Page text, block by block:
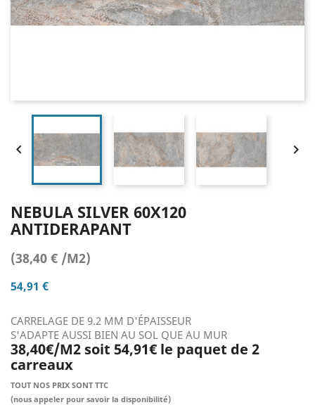
 
NEBULA SILVER 60X120
ANTIDERAPANT
(38,40 € /M2)
54,91 €
CARRELAGE DE 9.2 MM D'ÉPAISSEUR
S'ADAPTE AUSSI BIEN AU SOL QUE AU MUR
38,40€/M2 soit 54,91€ le paquet de 2
carreaux
TOUT NOS PRIX SONT TTC
(nous appeler pour savoir la disponibilité)